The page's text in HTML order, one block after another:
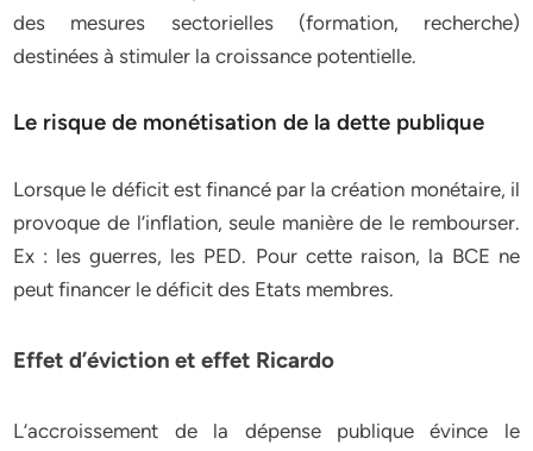
des mesures sectorielles (formation, recherche)
destinées à stimuler la croissance potentielle.
Le risque de monétisation de la dette publique
Lorsque le déficit est financé par la création monétaire, il
provoque de l’inflation, seule manière de le rembourser.
Ex : les guerres, les PED. Pour cette raison, la BCE ne
peut financer le déficit des Etats membres.
Effet d’éviction et effet Ricardo
L’accroissement de la dépense publique évince le